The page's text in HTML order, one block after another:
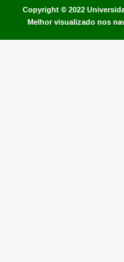
Copyright © 2022
Melhor visualizado nos